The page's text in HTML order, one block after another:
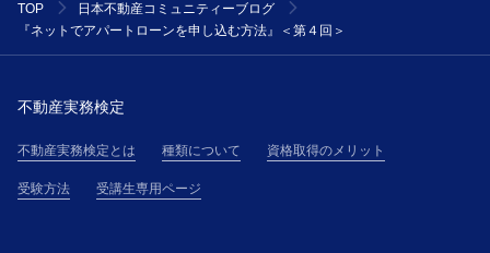
TOP
日本不動産コミュニティーブログ
『ネットでアパートローンを申し込む方法』＜第４回＞
不動産実務検定
不動産実務検定とは 種類について 資格取得のメリット
受験方法 受講生専用ページ